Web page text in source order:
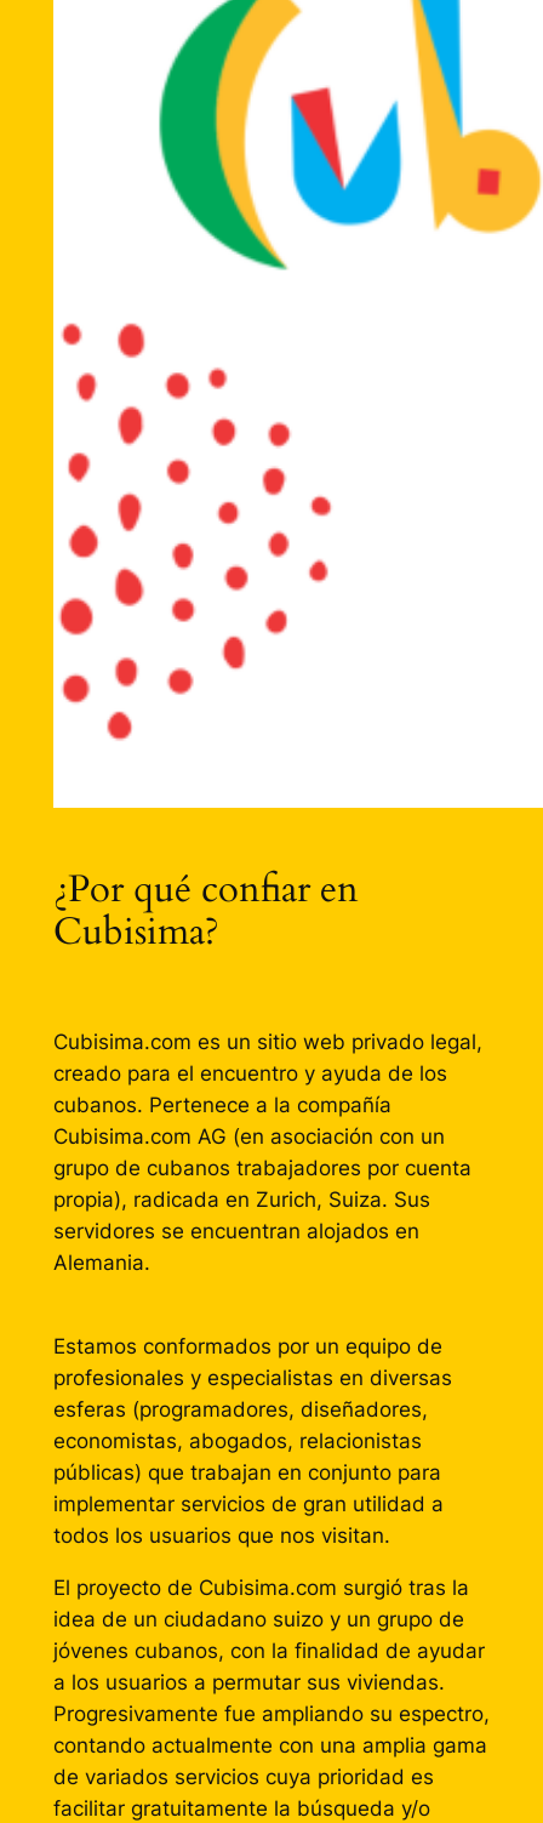
¿Por qué confiar en
Cubisima?
Cubisima.com es un sitio web privado legal,
creado para el encuentro y ayuda de los
cubanos. Pertenece a la compañía
Cubisima.com AG (en asociación con un
grupo de cubanos trabajadores por cuenta
propia), radicada en Zurich, Suiza. Sus
servidores se encuentran alojados en
Alemania.
Estamos conformados por un equipo de
profesionales y especialistas en diversas
esferas (programadores, diseñadores,
economistas, abogados, relacionistas
públicas) que trabajan en conjunto para
implementar servicios de gran utilidad a
todos los usuarios que nos visitan.
El proyecto de Cubisima.com surgió tras la
idea de un ciudadano suizo y un grupo de
jóvenes cubanos, con la finalidad de ayudar
a los usuarios a permutar sus viviendas.
Progresivamente fue ampliando su espectro,
contando actualmente con una amplia gama
de variados servicios cuya prioridad es
facilitar gratuitamente la búsqueda y/o